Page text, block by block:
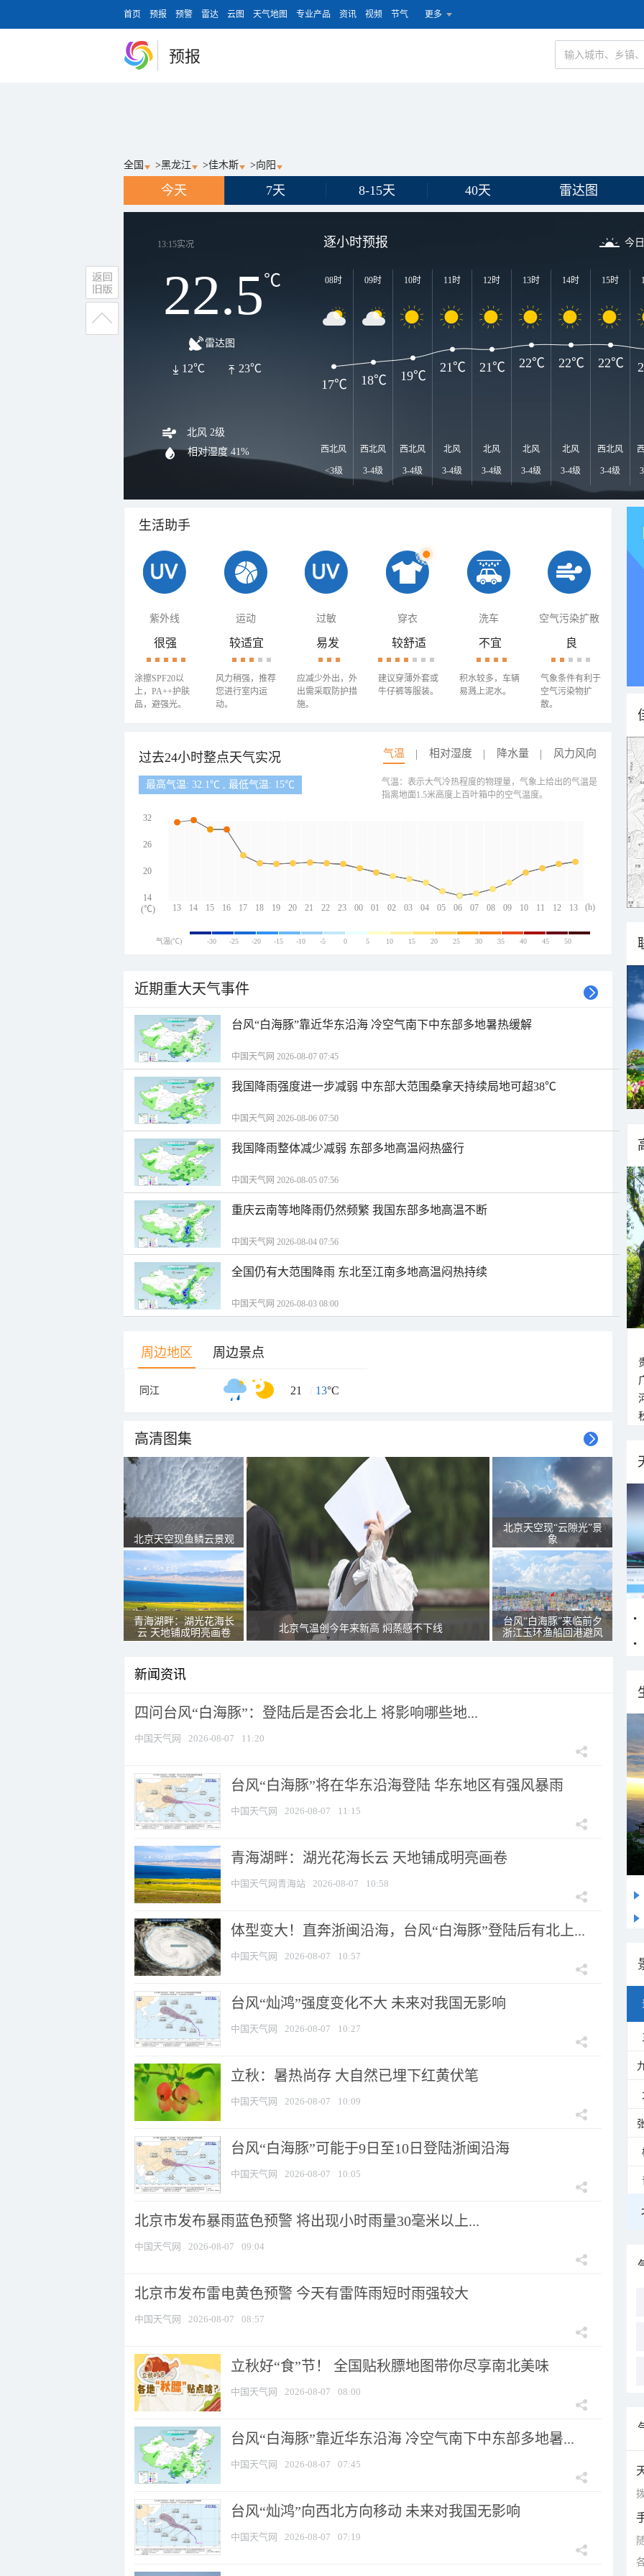
首页 预报 预警 雷达 云图 天气地图 专业产品 资讯 视频 节气 更多
预报
全国 >黑龙江 >佳木斯 >向阳
今天 7天 8-15天 40天 雷达图
13:15实况
22.5℃
雷达图
23℃
12℃
北风 2级
相对湿度 41%
逐小时预报 今
08时
西北风
<3级
09时
西北风
3-4级
10时
西北风
3-4级
11时
北风
3-4级
12时
北风
3-4级
13时
北风
3-4级
14时
北风
3-4级
15时
西北风
3-4级
17℃ 18℃ 19℃
21℃ 21℃ 22℃ 22℃ 22℃
生活助手
紫外线 运动 过敏 穿衣 洗车 空气污染扩散
很强
涂擦SPF20以
上，PA++护肤
品，避强光。
较适宜
风力稍强，推荐
您进行室内运
动。
易发
应减少外出，外
出需采取防护措
施。
较舒适
建议穿薄外套或
牛仔裤等服装。
不宜
积水较多，车辆
易溅上泥水。
良
气象条件有利于
空气污染物扩
散。
过去24小时整点天气实况 气温 相对湿度 降水量 风力风向
最高气温: 32.1℃ , 最低气温: 15℃
13 14 15 16 17 18 19 20 21 22 23 00 01 02 03 04 05 06 07 08 09 10 11 12 13
32
26
20
14
(h)
(℃)
气温：表示大气冷热程度的物理量，气象上给出的气温是
指离地面1.5米高度上百叶箱中的空气温度。
气温(℃) -30 -25 -20 -15 -10 -5 0 5 10 15 20 25 30 35 40 45 50
近期重大天气事件
台风“白海豚”靠近华东沿海 冷空气南下中东部多地暑热缓解
中国天气网 2026-08-07 07:45
我国降雨强度进一步减弱 中东部大范围桑拿天持续局地可超38℃
中国天气网 2026-08-06 07:50
我国降雨整体减少减弱 东部多地高温闷热盛行
中国天气网 2026-08-05 07:56
重庆云南等地降雨仍然频繁 我国东部多地高温不断
中国天气网 2026-08-04 07:56
全国仍有大范围降雨 东北至江南多地高温闷热持续
中国天气网 2026-08-03 08:00
周边地区 周边景点
同江 21 / 13°C
高清图集
北京天空现鱼鳞云景观
青海湖畔：湖光花海长
云 天地铺成明亮画卷
北京气温创今年来新高 焖蒸感不下线
北京天空现“云隙光”景
象
台风“白海豚”来临前夕
浙江玉环渔船回港避风
新闻资讯
四问台风“白海豚”：登陆后是否会北上 将影响哪些地...
中国天气网 2026-08-07 11:20
台风“白海豚”将在华东沿海登陆 华东地区有强风暴雨
中国天气网 2026-08-07 11:15
青海湖畔：湖光花海长云 天地铺成明亮画卷
中国天气网青海站 2026-08-07 10:58
体型变大！直奔浙闽沿海，台风“白海豚”登陆后有北上...
中国天气网 2026-08-07 10:57
台风“灿鸿”强度变化不大 未来对我国无影响
中国天气网 2026-08-07 10:27
立秋：暑热尚存 大自然已埋下红黄伏笔
中国天气网 2026-08-07 10:09
台风“白海豚”可能于9日至10日登陆浙闽沿海
中国天气网 2026-08-07 10:05
北京市发布暴雨蓝色预警 将出现小时雨量30毫米以上...
中国天气网 2026-08-07 09:04
北京市发布雷电黄色预警 今天有雷阵雨短时雨强较大
中国天气网 2026-08-07 08:57
立秋好“食”节！ 全国贴秋膘地图带你尽享南北美味
中国天气网 2026-08-07 08:00
台风“白海豚”靠近华东沿海 冷空气南下中东部多地暑...
中国天气网 2026-08-07 07:45
台风“灿鸿”向西北方向移动 未来对我国无影响
中国天气网 2026-08-07 07:19